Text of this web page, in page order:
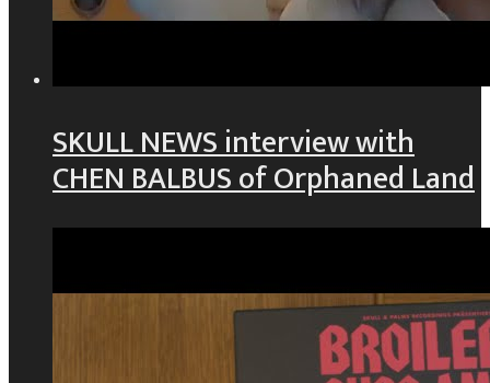
SKULL NEWS interview with
CHEN BALBUS of Orphaned Land